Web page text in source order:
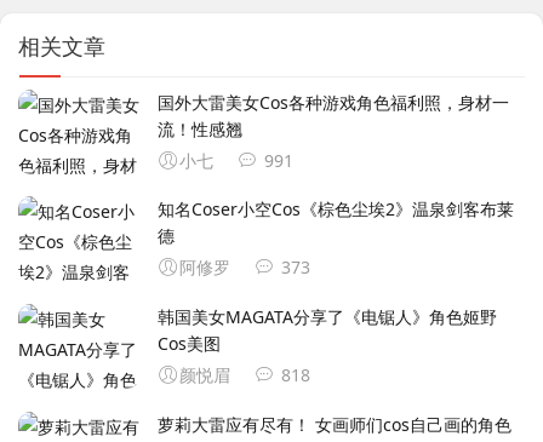
相关文章
国外大雷美女Cos各种游戏角色福利照，身材一
流！性感翘
小七
991
知名Coser小空Cos《棕色尘埃2》温泉剑客布莱
德
阿修罗
373
韩国美女MAGATA分享了《电锯人》角色姬野
Cos美图
颜悦眉
818
萝莉大雷应有尽有！ 女画师们cos自己画的角色